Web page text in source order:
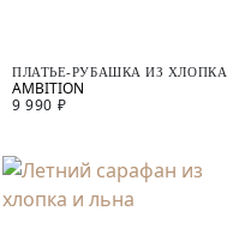
ПЛАТЬЕ-РУБАШКА ИЗ ХЛОПКА
9 990 ₽